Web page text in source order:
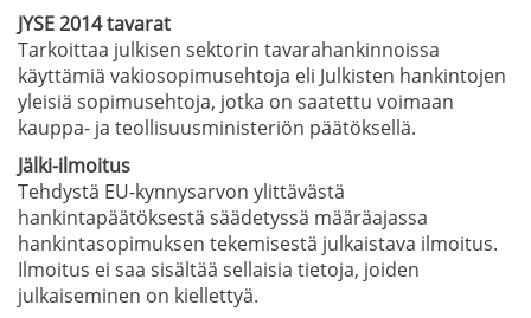
JYSE 2014 tavarat
Tarkoittaa julkisen sektorin tavarahankinnoissa
käyttämiä vakiosopimusehtoja eli Julkisten hankintojen
yleisiä sopimusehtoja, jotka on saatettu voimaan
kauppa- ja teollisuusministeriön päätöksellä.
Jälki-ilmoitus
Tehdystä EU-kynnysarvon ylittävästä
hankintapäätöksestä säädetyssä määräajassa
hankintasopimuksen tekemisestä julkaistava ilmoitus.
Ilmoitus ei saa sisältää sellaisia tietoja, joiden
julkaiseminen on kiellettyä.